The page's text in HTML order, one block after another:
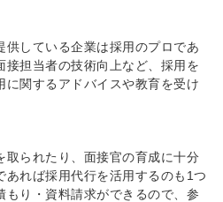
供している企業は採用のプロであ
接担当者の技術向上など、採用を
に関するアドバイスや教育を受け
取られたり、面接官の育成に十分
あれば採用代行を活用するのも1つ
もり・資料請求ができるので、参